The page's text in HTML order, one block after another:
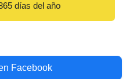
días del año
Facebook